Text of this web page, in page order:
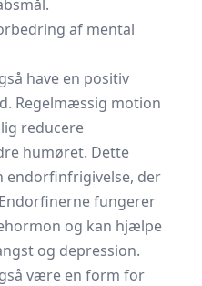
af mental
have en positiv
Regelmæssig motion
reducere
humøret. Dette
endorfinfrigivelse, der
fungerer
og kan hjælpe
og depression.
være en form for